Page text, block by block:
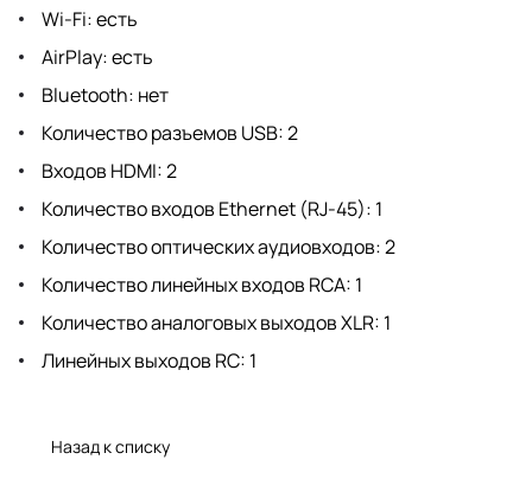
Wi-Fi: есть
AirPlay: есть
Bluetooth: нет
Количество разъемов USB: 2
Входов HDMI: 2
Количество входов Ethernet (RJ-45): 1
Количество оптических аудиовходов: 2
Количество линейных входов RCA: 1
Количество аналоговых выходов XLR: 1
Линейных выходов RC: 1
Назад к списку